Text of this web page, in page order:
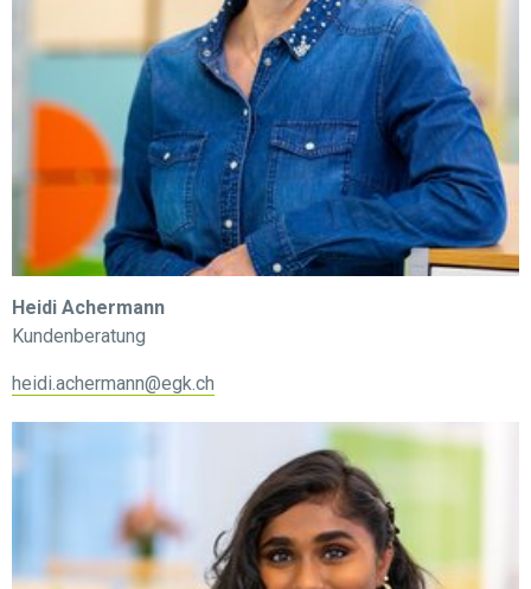
Heidi Achermann
Kundenberatung
heidi.achermann@egk.ch